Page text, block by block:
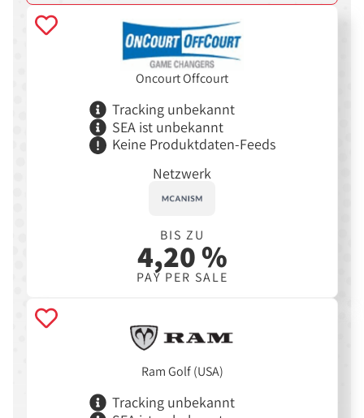
Oncourt Offcourt
Tracking unbekannt
SEA ist unbekannt
Keine Produktdaten-Feeds
Netzwerk
BIS ZU
4,20 %
PAY PER SALE
Ram Golf (USA)
Tracking unbekannt